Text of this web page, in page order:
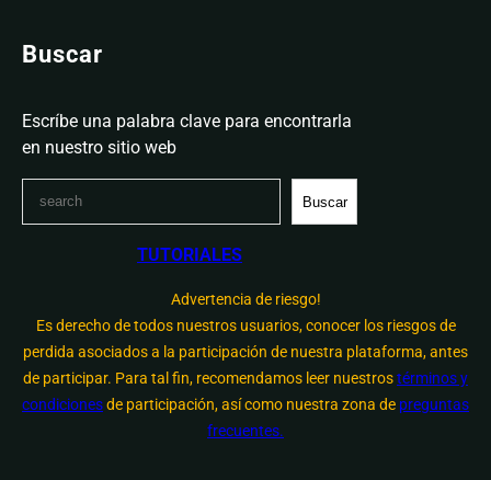
Buscar
Escríbe una palabra clave para encontrarla
en nuestro sitio web
Buscar
TUTORIALES
Advertencia de riesgo!
Es derecho de todos nuestros usuarios, conocer los riesgos de
perdida asociados a la participación de nuestra plataforma, antes
de participar. Para tal fin, recomendamos leer nuestrostérminos y
condicionesde participación, así como nuestra zona de preguntas
frecuentes.